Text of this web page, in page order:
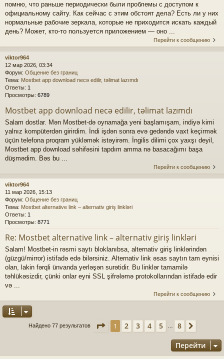
помню, что раньше периодически были проблемы с доступом к
официальному сайту. Как сейчас с этим обстоят дела? Есть ли у них
нормальные рабочие зеркала, которые не приходится искать каждый
день? Может, кто-то пользуется приложением — оно ...
Перейти к сообщению
viktor964
12 мар 2026, 03:34
Форум: Общение без границ
Тема: Mostbet app download necə edilir, təlimat lazımdı
Ответы: 1
Просмотры: 6789
Mostbet app download necə edilir, təlimat lazımdı
Salam dostlar. Mən Mostbet-də oynamağa yeni başlamışam, indiyə kimi
yalnız kompüterdən girirdim. İndi işdən sonra evə gedəndə vaxt keçirmək
üçün telefona proqram yükləmək istəyirəm. İngilis dilimi çox yaxşı deyil,
Mostbet app download səhifəsini tapdım amma nə basacağımı başa
düşmədim. Bəs bu ...
Перейти к сообщению
viktor964
11 мар 2026, 15:13
Форум: Общение без границ
Тема: Mostbet alternative link – alternativ giriş linkləri
Ответы: 1
Просмотры: 8771
Re: Mostbet alternative link – alternativ giriş linkləri
Salam! Mostbet-in rəsmi saytı bloklanıbsa, alternativ giriş linklərindən
(güzgü/mirror) istifadə edə bilərsiniz. Alternativ link əsas saytın tam eynisi
olan, lakin fərqli ünvanda yerləşən surətidir. Bu linklər tamamilə
təhlükəsizdir, çünki onlar eyni SSL şifrələmə protokollarından istifadə edir
və ...
Перейти к сообщению
Найдено 77 результатов Страница из 8
1 2 3 4 5 8
Перейти